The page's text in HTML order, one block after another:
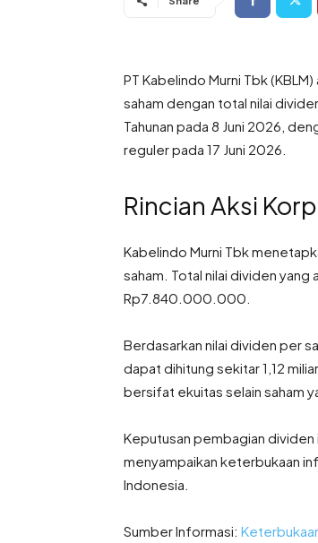
PT Kabelindo Murni Tbk
saham dengan total nilai
Tahunan pada 8 Juni 2026,
reguler pada 17 Juni 2026.
Rincian Aksi
Kabelindo Murni Tbk
saham. Total nilai dividen
Rp7.840.000.000.
Berdasarkan nilai dividen per
dapat dihitung sekitar 1,12
bersifat ekuitas selain saham
Keputusan pembagian dividen
menyampaikan keterbukaan
Indonesia.
Sumber Informasi: